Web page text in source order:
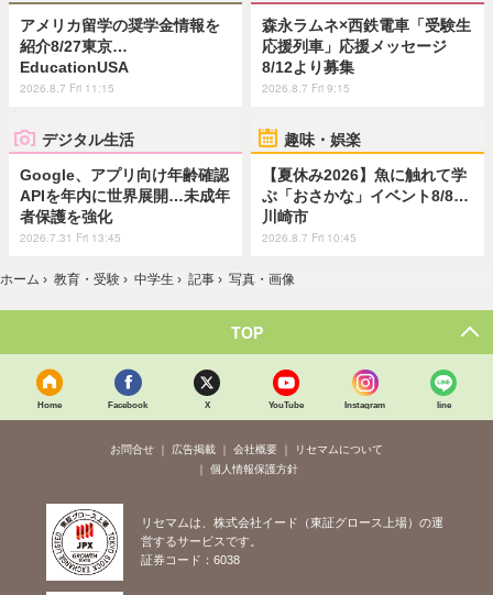
アメリカ留学の奨学金情報を
紹介8/27東京…
EducationUSA
2026.8.7 Fri 11:15
森永ラムネ×西鉄電車「受験生
応援列車」応援メッセージ
8/12より募集
2026.8.7 Fri 9:15
デジタル生活
Google、アプリ向け年齢確認
APIを年内に世界展開…未成年
者保護を強化
2026.7.31 Fri 13:45
趣味・娯楽
【夏休み2026】魚に触れて学
ぶ「おさかな」イベント8/8…
川崎市
2026.8.7 Fri 10:45
ホーム › 教育・受験 › 中学生 › 記事 › 写真・画像
TOP
Home Facebook X YouTube Instagram line
お問合せ 広告掲載 会社概要
リセマムについて
個人情報保護方針
リセマムは、株式会社イード（東証グロース上場）の運
営するサービスです。
証券コード：6038